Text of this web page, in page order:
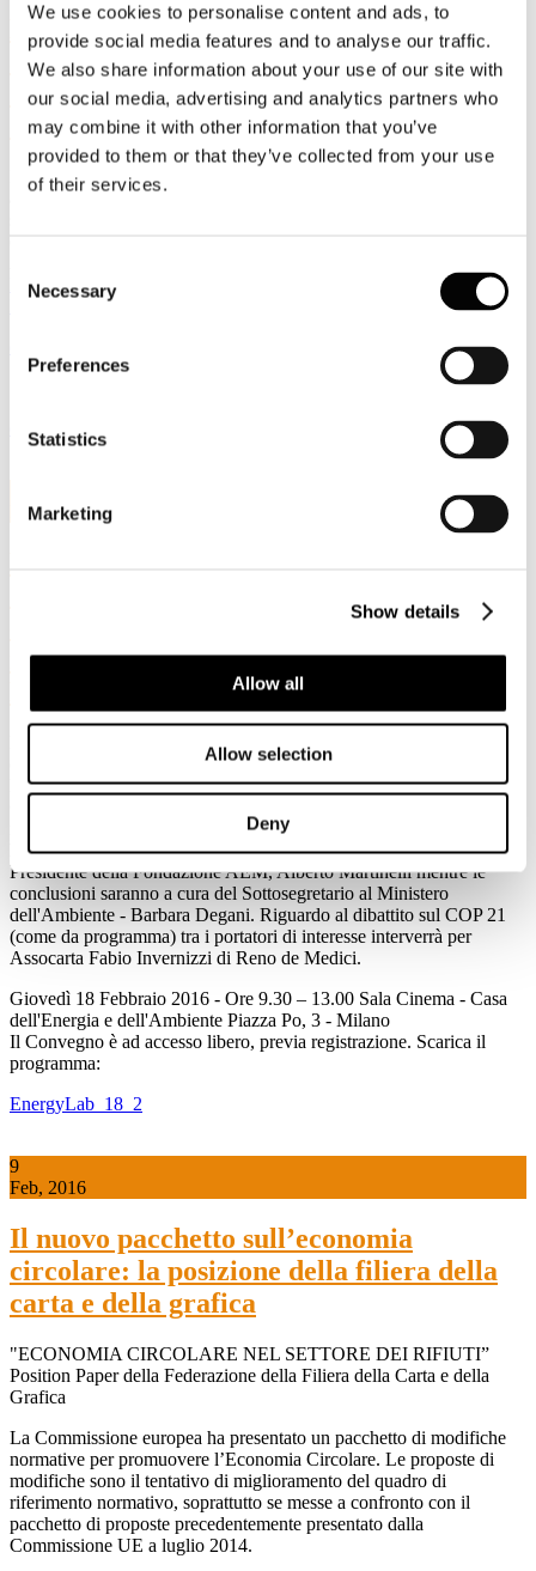
We use cookies to personalise content and ads, to
provide social media features and to analyse our traffic.
We also share information about your use of our site with
our social media, advertising and analytics partners who
may combine it with other information that you’ve
provided to them or that they’ve collected from your use
of their services.
Selection
Necessary
Preferences
Statistics
Marketing
Show details
Allow all
Allow selection
Deny
Milano, 19 aprile 2016 - Seminario Carte
a contatto con alimenti. Organizzato da
Innovhub in collaborazione con Assocarta
e Assografici
Il prossimo 19 aprile, a Milano, si terrà un seminario di
aggiornamento per le aziende del settore cartario e cartotenico sugli
http://servizionline.mi.camcom.it/index.phtml?
Id_VMenu=349#evento_816
carta_contatto_alimenti
Feb, 2016
Conferenza di Parigi sul Clima Decisioni
e Impegni Conseguenti per l'Italia
nell'economia reale, nella finanza e nella
Fondazione Energy LAB, Fondazione Aem e ARPA Lombardia in
collaborazione con l' Ordine degli Ingegneri della Provincia di
Milano, organizzano il Convegno "Conferenza di Parigi sul
Pubblica Amministrazione". L'evento verrà introdotto dal
Presidente della Fondazione AEM, Alberto Martinelli mentre le
conclusioni saranno a cura del Sottosegretario al Ministero
dell'Ambiente - Barbara Degani. Riguardo al dibattito sul COP 21
(come da programma) tra i portatori di interesse interverrà per
Assocarta Fabio Invernizzi di Reno de Medici.
Giovedì 18 Febbraio 2016 - Ore 9.30 – 13.00 Sala Cinema - Casa
dell'Energia e dell'Ambiente Piazza Po, 3 - Milano
Il Convegno è ad accesso libero, previa registrazione. Scarica il
programma:
EnergyLab_18_2
9
Feb, 2016
Il nuovo pacchetto sull’economia
circolare: la posizione della filiera della
carta e della grafica
"ECONOMIA CIRCOLARE NEL SETTORE DEI RIFIUTI”
Position Paper della Federazione della Filiera della Carta e della
Grafica
La Commissione europea ha presentato un pacchetto di modifiche
normative per promuovere l’Economia Circolare. Le proposte di
modifiche sono il tentativo di miglioramento del quadro di
riferimento normativo, soprattutto se messe a confronto con il
pacchetto di proposte precedentemente presentato dalla
Commissione UE a luglio 2014.